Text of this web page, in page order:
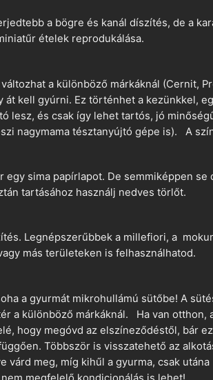
a bögre és kanál díszítés, de a
ételek reprodukálása.
a különböző márkáknál (Cernit,
kell gyúrni. Ez történhet a kezünkkel,
lesz, és csak így lehet tartós, jó
nagymama tésztanyújtó gépe is). A
sima papírlapot. De semmiképpen
tartásához használj nedves törlőt.
Legnépszerűbbek a millefiori, a
más területeken is felhasználhatod.
a gyurmát mikrohullámú sütőbe! A
a különböző márkáknál. Ha van otthon,
hogy megóvd az elszíneződéstől, bár
Többször is visszatehető az
meg, míg kihűl a gyurma, csak